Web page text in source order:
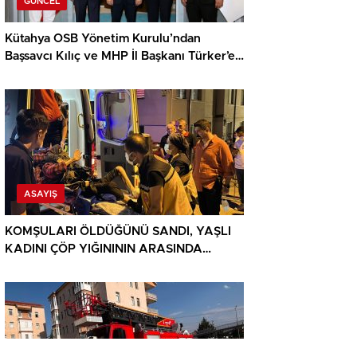
Kütahya OSB Yönetim Kurulu’ndan
Başsavcı Kılıç ve MHP İl Başkanı Türker’e
ASAYIŞ
KOMŞULARI ÖLDÜĞÜNÜ SANDI, YAŞLI
KADINI ÇÖP YIĞINININ ARASINDA